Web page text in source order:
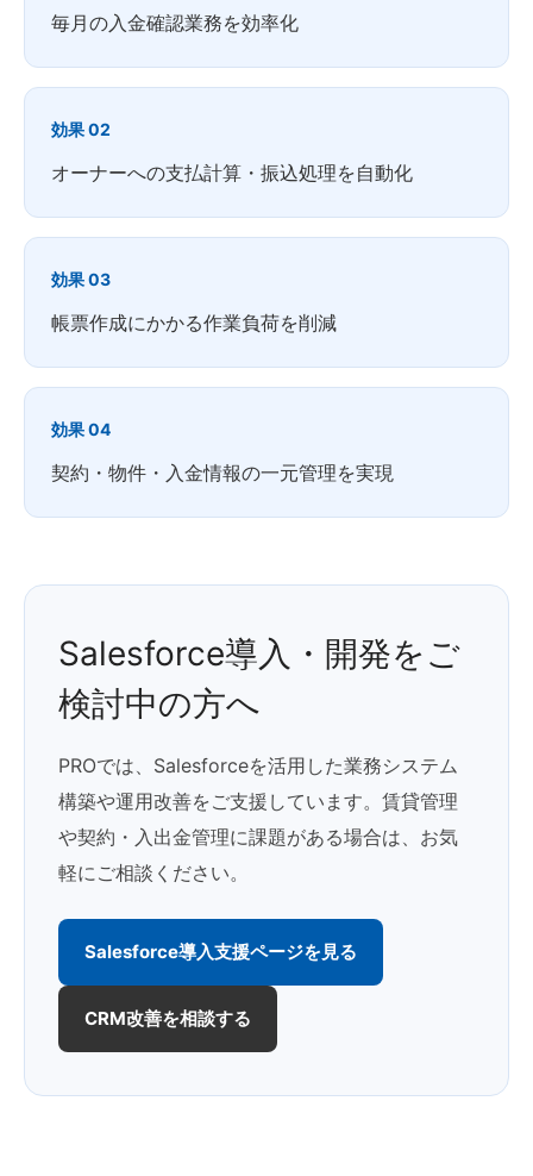
毎月の入金確認業務を効率化
効果 02
オーナーへの支払計算・振込処理を自動化
効果 03
帳票作成にかかる作業負荷を削減
効果 04
契約・物件・入金情報の一元管理を実現
Salesforce導入・開発をご
検討中の方へ
PROでは、Salesforceを活用した業務システム
構築や運用改善をご支援しています。賃貸管理
や契約・入出金管理に課題がある場合は、お気
軽にご相談ください。
Salesforce導入支援ページを見る
CRM改善を相談する